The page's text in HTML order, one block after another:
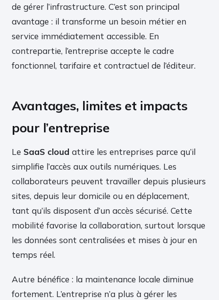
de gérer l’infrastructure. C’est son principal
avantage : il transforme un besoin métier en
service immédiatement accessible. En
contrepartie, l’entreprise accepte le cadre
fonctionnel, tarifaire et contractuel de l’éditeur.
Avantages, limites et impacts
pour l’entreprise
Le SaaS cloud attire les entreprises parce qu’il
simplifie l’accès aux outils numériques. Les
collaborateurs peuvent travailler depuis plusieurs
sites, depuis leur domicile ou en déplacement,
tant qu’ils disposent d’un accès sécurisé. Cette
mobilité favorise la collaboration, surtout lorsque
les données sont centralisées et mises à jour en
temps réel.
Autre bénéfice : la maintenance locale diminue
fortement. L’entreprise n’a plus à gérer les